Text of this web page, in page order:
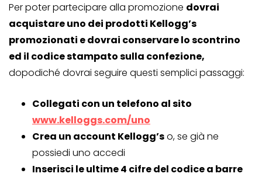
Per poter partecipare alla promozione dovrai
acquistare uno dei prodotti Kellogg’s
promozionati e dovrai conservare lo scontrino
ed il codice stampato sulla confezione,
dopodiché dovrai seguire questi semplici passaggi:
Collegati con un telefono al sito
www.kelloggs.com/uno
Crea un account Kellogg’so, se già ne
possiedi uno accedi
Inserisci le ultime 4 cifre del codice a barre